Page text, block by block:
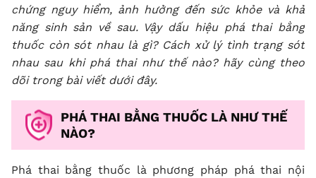
chứng nguy hiểm, ảnh hưởng đến sức khỏe và khả
năng sinh sản về sau. Vậy dấu hiệu phá thai bằng
thuốc còn sót nhau là gì? Cách xử lý tình trạng sót
nhau sau khi phá thai như thế nào? hãy cùng theo
dõi trong bài viết dưới đây.
PHÁ THAI BẰNG THUỐC LÀ NHƯ THẾ
NÀO?
Phá thai bằng thuốc là phương pháp phá thai nội